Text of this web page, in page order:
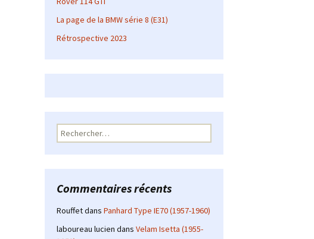
La page de la BMW série 8 (E31)
Rétrospective 2023
Rechercher :
Commentaires récents
Rouffetdans Panhard Type IE70 (1957-1960)
laboureau lucien dans Velam Isetta (1955-